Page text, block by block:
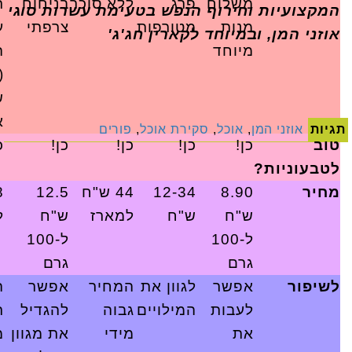
משלוח
מנות
מיוחד
פרג
מטורפות
ללא סוכרבניחוח
צרפתי
טוב
לטבעוניות?
כן! כן! כן! כן!
מחיר
8.90
ש"ח
ל-100
גרם
12-34
ש"ח
44 ש"ח
למארז
12.5
ש"ח
ל-100
גרם
לשיפור
אפשר
לעבות
את
לגוון את
המילויים
המחיר
גבוה
מידי
אפשר
להגדיל
את מגוון
המקצועיות וחירוף הנפש בטעימת עשרות סוגי
אוזני המן, ובמיוחד לקארין חג'ג'
תגיות אוזני המן, אוכל, סקירת אוכל, פורים